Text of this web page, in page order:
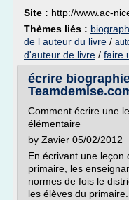
Site : http://www.ac-
Thèmes liés :
de l auteur du livre /
d'auteur de livre / faire
écrire
Comment écrire une
élémentaire
by Zavier 05/02/2012
En écrivant une leçon
primaire, les
normes de fois le
les élèves du